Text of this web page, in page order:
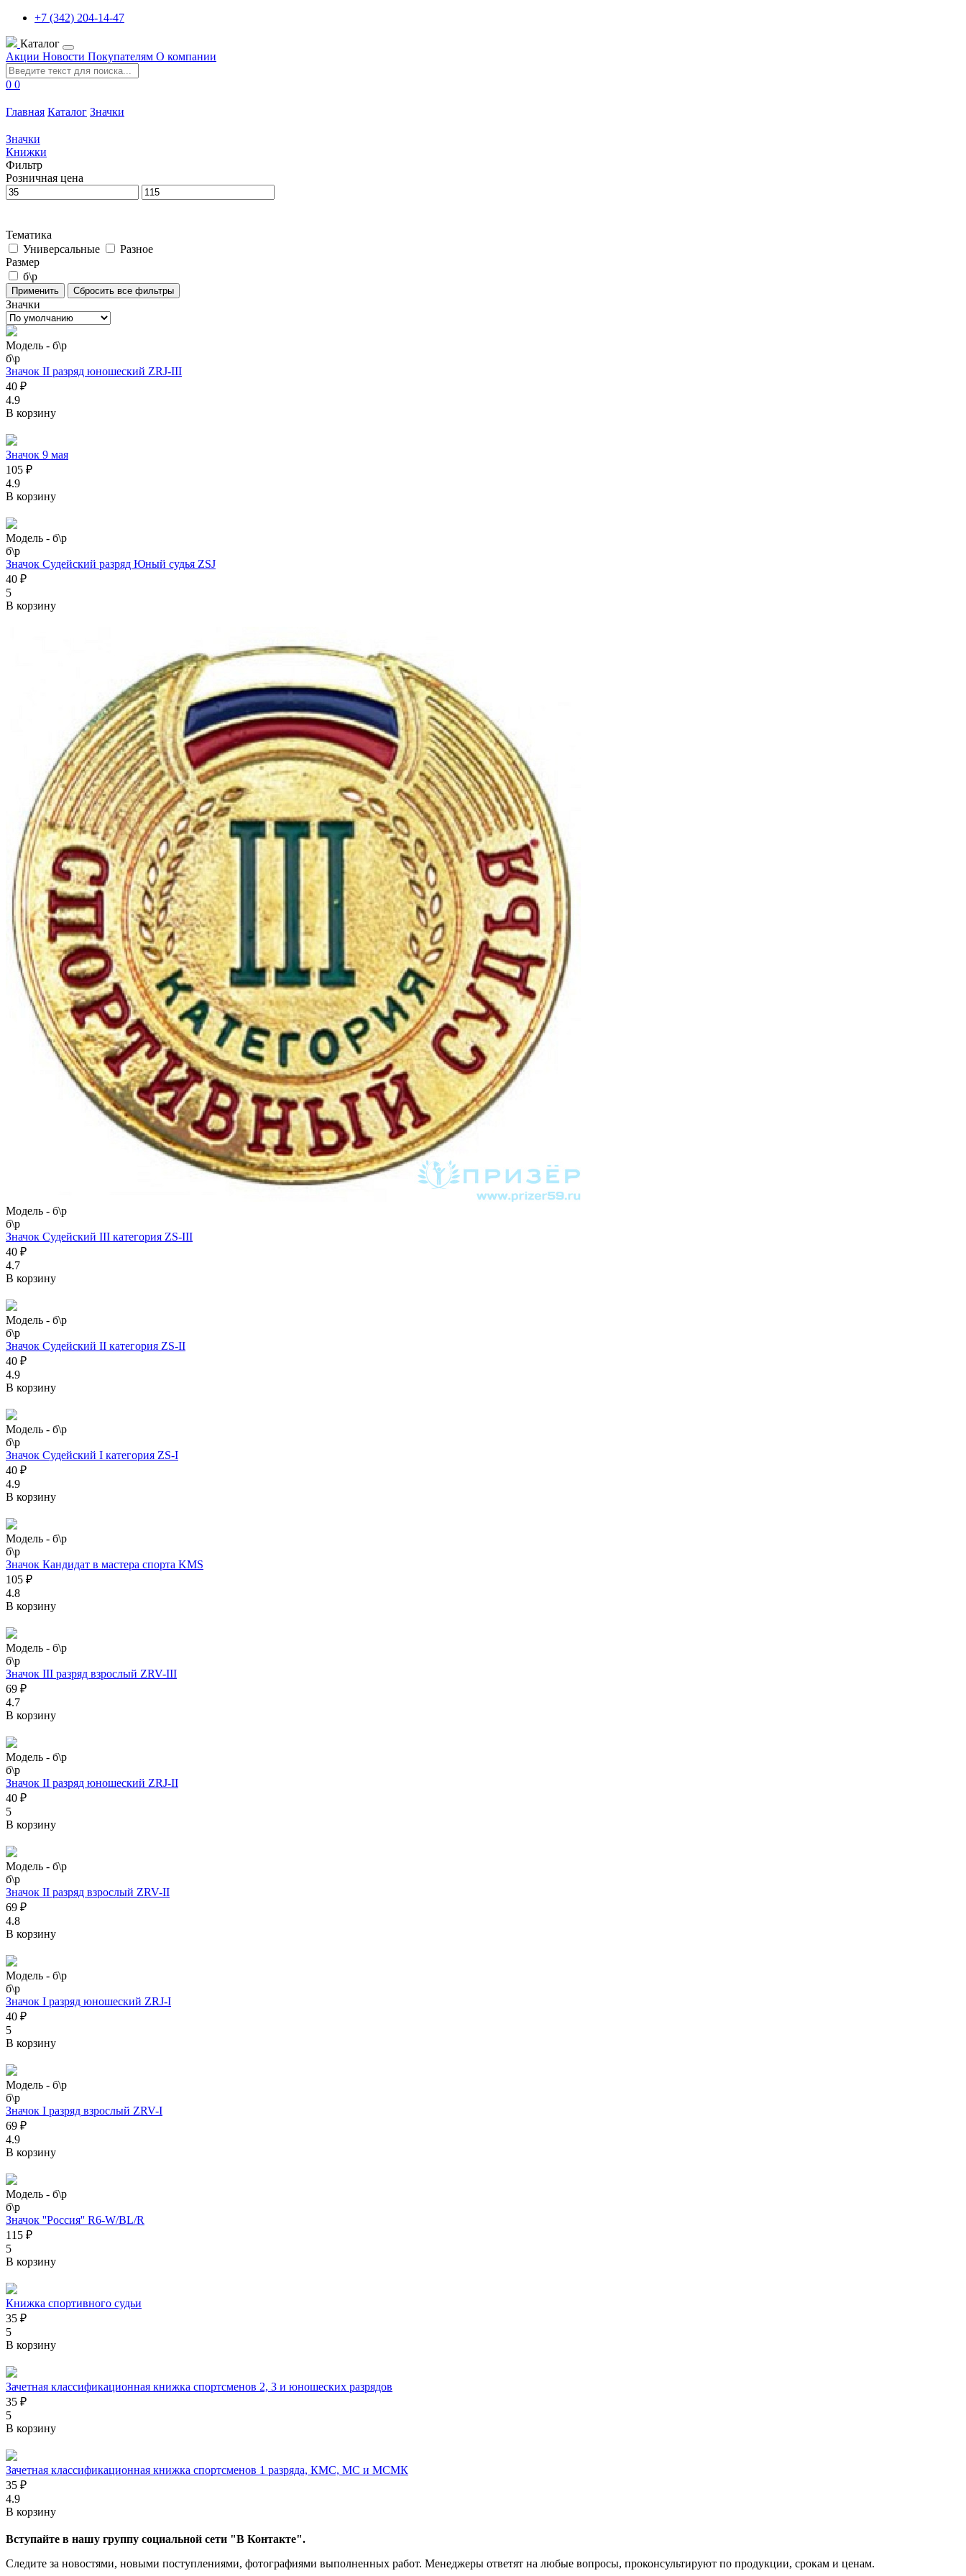
+7 (342) 204-14-47
Каталог
Акции Новости Покупателям О компании
0 0
Главная Каталог Значки
Значки
Книжки
Фильтр
Розничная цена
Тематика
Универсальные
Разное
Размер
б\р
Значки
Модель - б\р
б\р
Значок II разряд юношеский ZRJ-III
40 ₽
4.9
В корзину
Значок 9 мая
105 ₽
4.9
В корзину
Модель - б\р
б\р
Значок Судейский разряд Юный судья ZSJ
40 ₽
5
В корзину
Модель - б\р
б\р
Значок Судейский III категория ZS-III
40 ₽
4.7
В корзину
Модель - б\р
б\р
Значок Судейский II категория ZS-II
40 ₽
4.9
В корзину
Модель - б\р
б\р
Значок Судейский I категория ZS-I
40 ₽
4.9
В корзину
Модель - б\р
б\р
Значок Кандидат в мастера спорта KMS
105 ₽
4.8
В корзину
Модель - б\р
б\р
Значок III разряд взрослый ZRV-III
69 ₽
4.7
В корзину
Модель - б\р
б\р
Значок II разряд юношеский ZRJ-II
40 ₽
5
В корзину
Модель - б\р
б\р
Значок II разряд взрослый ZRV-II
69 ₽
4.8
В корзину
Модель - б\р
б\р
Значок I разряд юношеский ZRJ-I
40 ₽
5
В корзину
Модель - б\р
б\р
Значок I разряд взрослый ZRV-I
69 ₽
4.9
В корзину
Модель - б\р
б\р
Значок ''Россия'' R6-W/BL/R
115 ₽
5
В корзину
Книжка спортивного судьи
35 ₽
5
В корзину
Зачетная классификационная книжка спортсменов 2, 3 и юношеских разрядов
35 ₽
5
В корзину
Зачетная классификационная книжка спортсменов 1 разряда, КМС, МС и МСМК
35 ₽
4.9
В корзину
Вступайте в нашу группу социальной сети "В Контакте".
Следите за новостями, новыми поступлениями, фотографиями выполненных работ. Менеджеры ответят на любые вопросы, проконсультируют по продукции, срокам и ценам.